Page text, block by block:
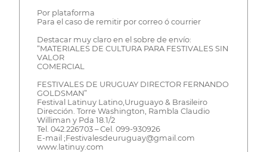
Por plataforma
Para el caso de remitir por correo ó courrier
Destacar muy claro en el sobre de envío:
“MATERIALES DE CULTURA PARA FESTIVALES SIN
VALOR
COMERCIAL
FESTIVALES DE URUGUAY DIRECTOR FERNANDO
GOLDSMAN”
Festival Latinuy Latino,Uruguayo & Brasileiro
Dirección. Torre Washington, Rambla Claudio
Williman y Pda 18.1/2
Tel. 042.226703 – Cel. 099-930926
E-mail ;Festivalesdeuruguay@gmail.com
www.latinuy.com